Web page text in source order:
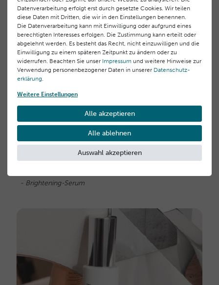
4.Intensivserum
hochwirksames Serum, das Pigmentunregelmäßigkeiten
gezielt bekämpft und für ein sichtbar ebenmäßigeres
Hautbild sorgt. Die leichte Textur zieht schnell ein, wirkt
- Brightening-Serum
Datenverarbeitung erfolgt erst durch gesetzte Cookies. Wir teilen
diese Daten mit Dritten, die wir in den Einstellungen benennen.
Die Datenverarbeitung kann mit Einwilligung oder aufgrund eines
berechtigten Interesses erfolgen. Die Zustimmung kann erteilt oder
abgelehnt werden. Es besteht das Recht, nicht einzuwilligen und die
Einwilligung zu einem späteren Zeitpunkt zu ändern oder zu
widerrufen. Beachten Sie unser Impressum und weitere Hinweise zur
Verwendung personenbezogener Daten in unserer Daten­schutz­
erklärung.
Weitere Einstellungen
Alle akzeptieren
Alle ablehnen
Auswahl akzeptieren